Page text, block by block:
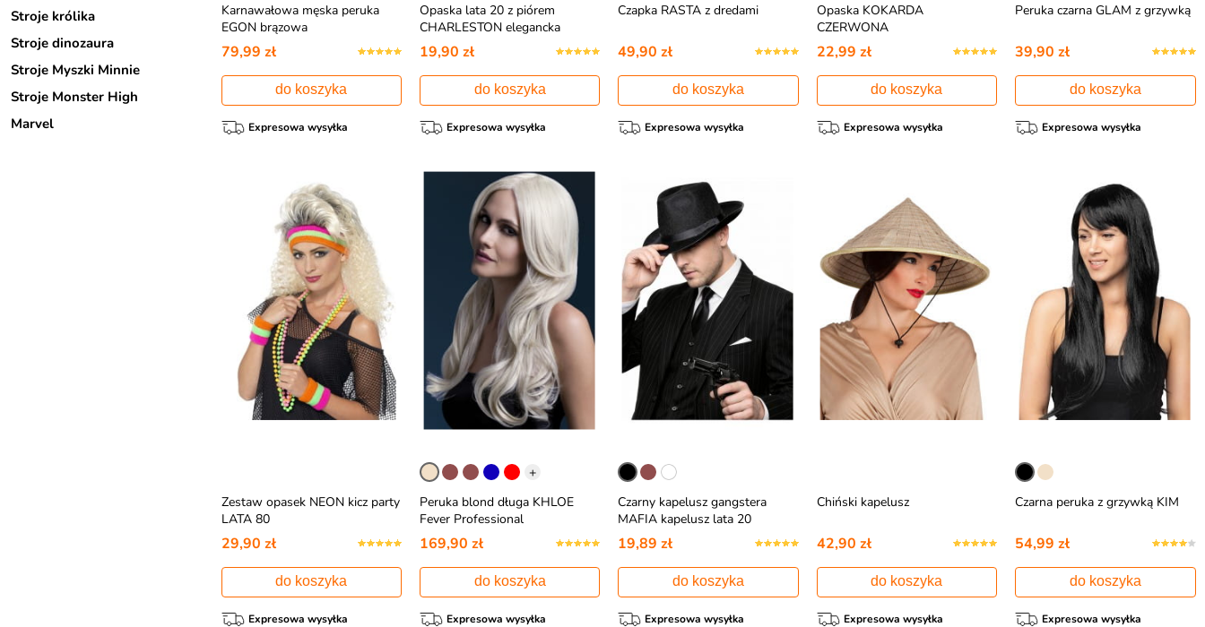
Karnawałowa męska peruka
EGON brązowa
79,99 zł
do koszyka
Expresowa wysyłka
Opaska lata 20 z piórem
CHARLESTON elegancka
ozdoba głowy
19,90 zł
do koszyka
Expresowa wysyłka
Czapka RASTA z dredami
49,90 zł
do koszyka
Expresowa wysyłka
Opaska KOKARDA
CZERWONA
22,99 zł
do koszyka
Expresowa wysyłka
Peruka czarna GLAM z grzywką
39,90 zł
do koszyka
Expresowa wysyłka
Zestaw opasek NEON kicz party
LATA 80
29,90 zł
do koszyka
Expresowa wysyłka
+
Peruka blond długa KHLOE
Fever Professional
169,90 zł
do koszyka
Expresowa wysyłka
Czarny kapelusz gangstera
MAFIA kapelusz lata 20
19,89 zł
do koszyka
Expresowa wysyłka
Chiński kapelusz
42,90 zł
do koszyka
Expresowa wysyłka
Czarna peruka z grzywką KIM
54,99 zł
do koszyka
Expresowa wysyłka
Stroje królika
Stroje dinozaura
Stroje Myszki Minnie
Stroje Monster High
Marvel